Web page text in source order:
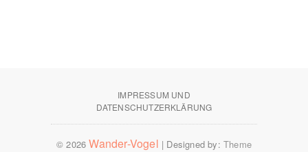
IMPRESSUM UND
DATENSCHUTZERKLÄRUNG
© 2026Wander-Vogel | Designed by: Theme